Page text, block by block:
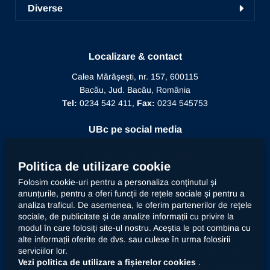
Învățământ la distanță
ICDICTT
Alegeri
Relații internaționale
Informații de interes public
Documente interne
Diverse
Recunoaștere funcție didactică
Recunoaștere conducător doctorat
Localizare & contact
Calea Mărășești, nr. 157, 600115
Bacău, Jud. Bacău, România
Tel: 0234 542 411, Fax: 0234 545753
UBc pe social media
Contact
Universitatea „Vasile Alecsandri” din Bacău prelucrează
datele dumneavoastră cu caracter personal, respectiv
imaginea prin mijloace automatizate. Accesați
Politica de utilizare cookie
Folosim cookie-uri pentru a personaliza conținutul și
anunțurile, pentru a oferi funcții de rețele sociale și pentru a
analiza traficul. De asemenea, le oferim partenerilor de rețele
sociale, de publicitate și de analize informații cu privire la
modul în care folosiți site-ul nostru. Aceștia le pot combina cu
alte informații oferite de dvs. sau culese în urma folosirii
serviciilor lor.
Vezi politica de utilizare a fișierelor cookies .